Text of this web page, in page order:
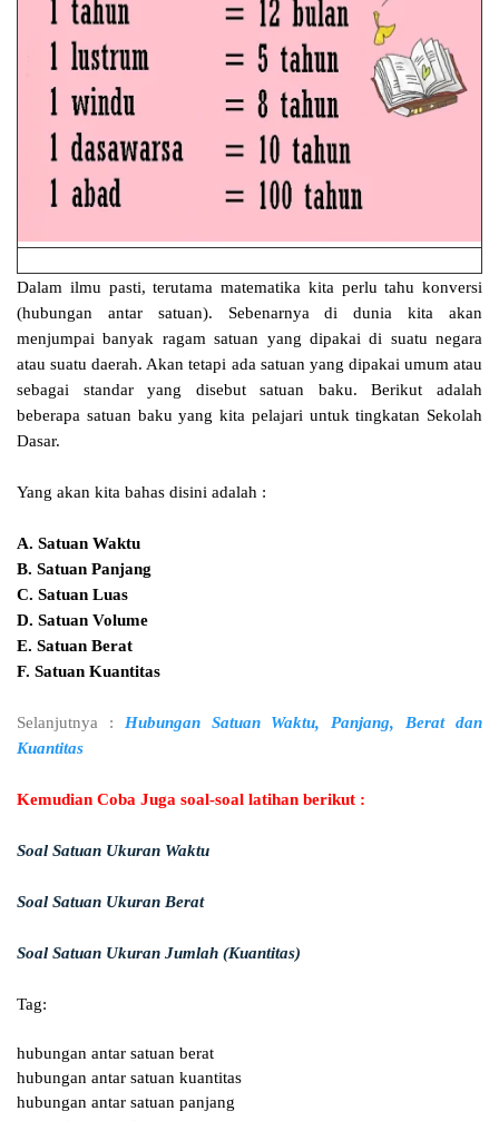
Dalam ilmu pasti, terutama matematika kita perlu tahu konversi
(hubungan antar satuan). Sebenarnya di dunia kita akan
menjumpai banyak ragam satuan yang dipakai di suatu negara
atau suatu daerah. Akan tetapi ada satuan yang dipakai umum atau
sebagai standar yang disebut satuan baku. Berikut adalah
beberapa satuan baku yang kita pelajari untuk tingkatan Sekolah
Dasar.
Yang akan kita bahas disini adalah :
A. Satuan Waktu
B. Satuan Panjang
C. Satuan Luas
D. Satuan Volume
E. Satuan Berat
F. Satuan Kuantitas
Selanjutnya : Hubungan Satuan Waktu, Panjang, Berat dan
Kuantitas
Kemudian Coba Juga soal-soal latihan berikut :
Soal Satuan Ukuran Waktu
Soal Satuan Ukuran Berat
Soal Satuan Ukuran Jumlah (Kuantitas)
Tag:
hubungan antar satuan berat
hubungan antar satuan kuantitas
hubungan antar satuan panjang